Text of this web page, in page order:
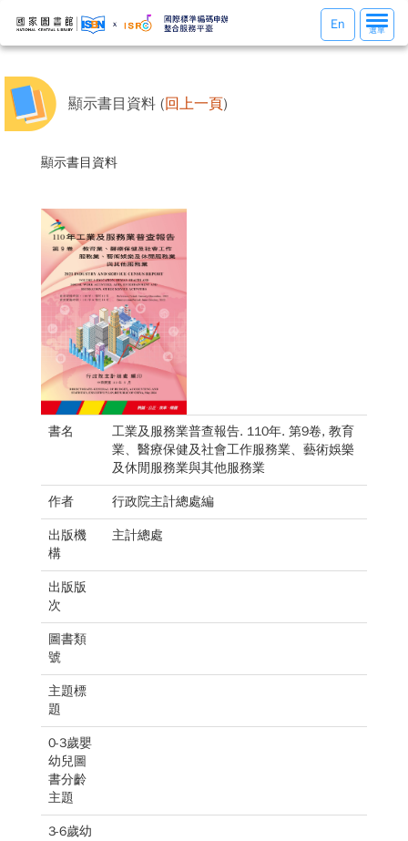
選
單
選單
En
顯示書目資料 (回上一頁)
顯示書目資料
書名
工業及服務業普查報告. 110年. 第9卷, 教育
業、醫療保健及社會工作服務業、藝術娛樂
及休閒服務業與其他服務業
作者 行政院主計總處編
出版機
構
主計總處
出版版
次
圖書類
號
主題標
題
0-3歲嬰
幼兒圖
書分齡
主題
3-6歲幼